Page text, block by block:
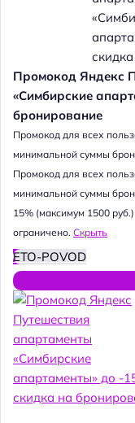
Промокод Яндекс
«Симбирские
бронирование
Промокод для всех
минимальной суммы
Промокод для всех
минимальной суммы
15% (максимум 1500
ограничено. Скрыть
ETO-POVOD